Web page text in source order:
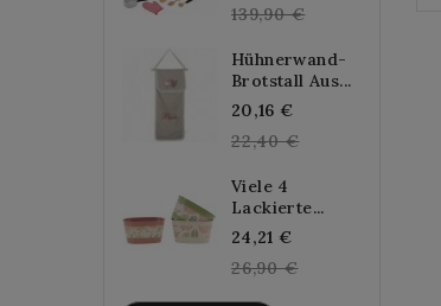
price
139,90 €
Hühnerwand-
Brotstall Aus...
20,16 €
price
22,40 €
Viele 4
Lackierte...
24,21 €
price
26,90 €